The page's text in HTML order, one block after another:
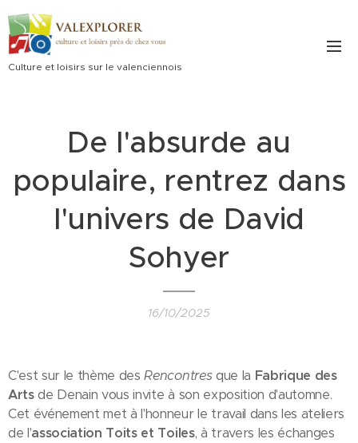
Culture et loisirs sur le valenciennois
De l'absurde au
populaire, rentrez dans
l'univers de David
Sohyer
16/10/2025
C'est sur le thème desRencontresque la Fabrique des
Artsde Denain vous invite à son exposition d'automne.
Cet événement met à l'honneur le travail dans les ateliers
de l'association Toits et Toiles, à travers les échanges